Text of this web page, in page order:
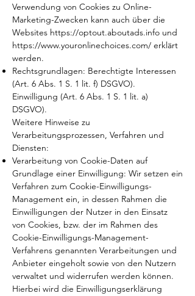
Verwendung von Cookies zu Online-
Marketing-Zwecken kann auch über die
Websites https://optout.aboutads.info und
https://www.youronlinechoices.com/ erklärt
werden.
Rechtsgrundlagen: Berechtigte Interessen
(Art. 6 Abs. 1 S. 1 lit. f) DSGVO).
Einwilligung (Art. 6 Abs. 1 S. 1 lit. a)
DSGVO).
Weitere Hinweise zu
Verarbeitungsprozessen, Verfahren und
Diensten:
Verarbeitung von Cookie-Daten auf
Grundlage einer Einwilligung: Wir setzen ein
Verfahren zum Cookie-Einwilligungs-
Management ein, in dessen Rahmen die
Einwilligungen der Nutzer in den Einsatz
von Cookies, bzw. der im Rahmen des
Cookie-Einwilligungs-Management-
Verfahrens genannten Verarbeitungen und
Anbieter eingeholt sowie von den Nutzern
verwaltet und widerrufen werden können.
Hierbei wird die Einwilligungserklärung